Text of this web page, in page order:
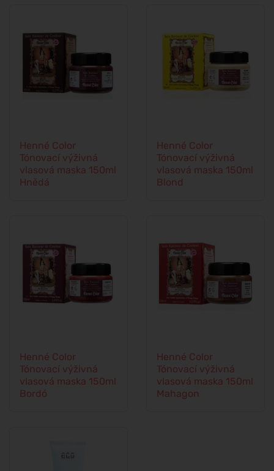
Henné Color
Tónovací výživná
vlasová maska 150ml
Hnědá
Henné Color
Tónovací výživná
vlasová maska 150ml
Blond
Henné Color
Tónovací výživná
vlasová maska 150ml
Bordó
Henné Color
Tónovací výživná
vlasová maska 150ml
Mahagon